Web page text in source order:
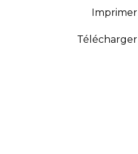
Imprimer
Télécharger